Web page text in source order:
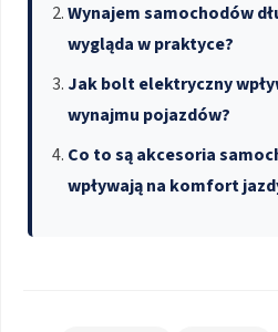
Wynajem samochodów
wygląda w praktyce?
Jak bolt elektryczny
wynajmu pojazdów?
Co to są akcesoria
wpływają na komfort